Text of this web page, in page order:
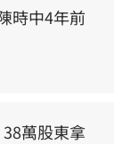
時中4年前
萬股東拿